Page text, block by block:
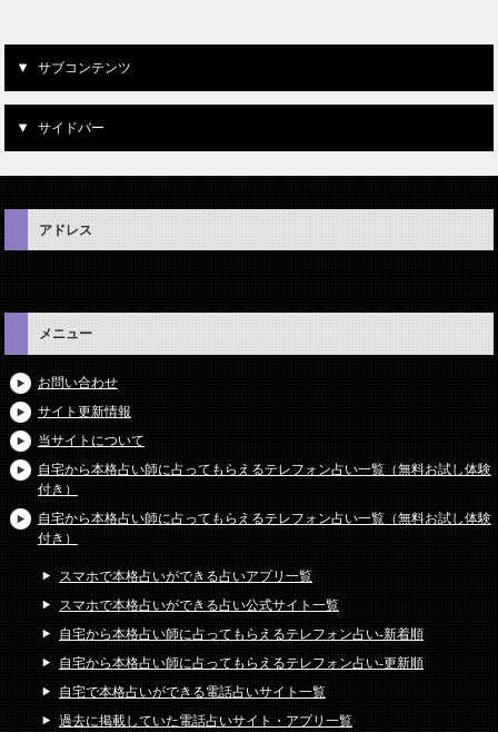
サブコンテンツ
サイドバー
アドレス
メニュー
お問い合わせ
サイト更新情報
当サイトについて
自宅から本格占い師に占ってもらえるテレフォン占い一覧（無料お試し体験
付き）
自宅から本格占い師に占ってもらえるテレフォン占い一覧（無料お試し体験
付き）
スマホで本格占いができる占いアプリ一覧
スマホで本格占いができる占い公式サイト一覧
自宅から本格占い師に占ってもらえるテレフォン占い-新着順
自宅から本格占い師に占ってもらえるテレフォン占い-更新順
自宅で本格占いができる電話占いサイト一覧
過去に掲載していた電話占いサイト・アプリ一覧